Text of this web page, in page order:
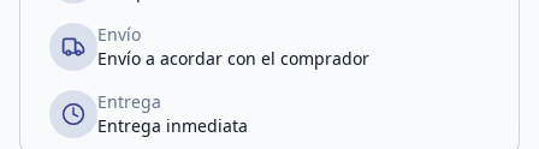
Envío
Envío a acordar con el comprador
Entrega
Entrega inmediata